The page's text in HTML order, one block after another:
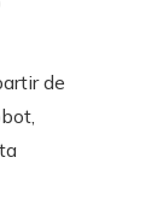
de